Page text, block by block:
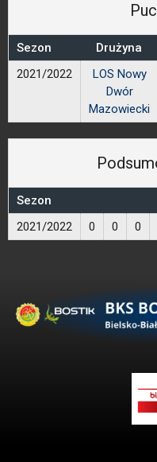
Sezon Drużyna
2021/2022
LOS Nowy
Dwór
Mazowiecki
Sezon
2021/2022
0 0 0